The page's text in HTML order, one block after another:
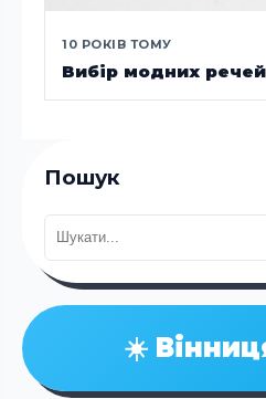
10 РОКІВ ТОМУ
Вибір модних речей
Пошук
☀️